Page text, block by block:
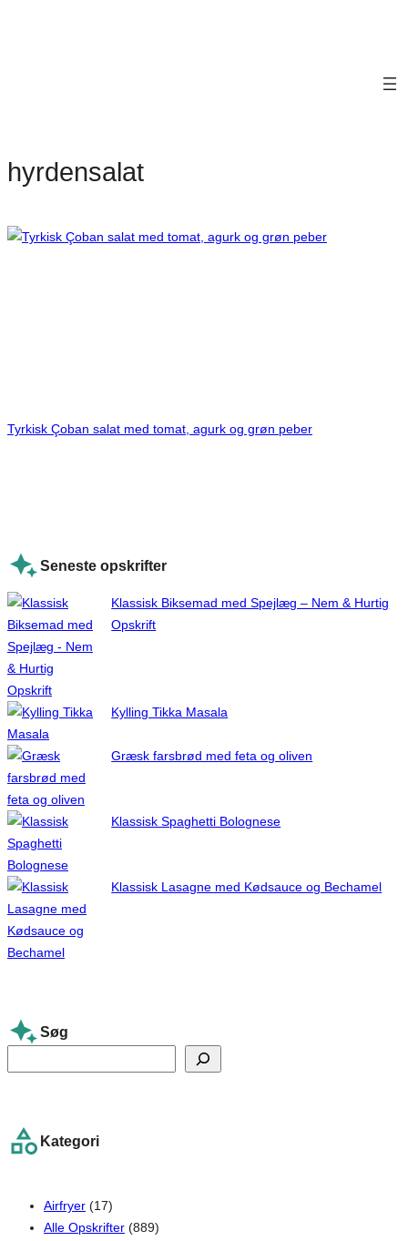
hyrdensalat
Tyrkisk Çoban salat med tomat, agurk og grøn peber
Seneste opskrifter
Klassisk Biksemad med Spejlæg – Nem & Hurtig
Opskrift
Kylling Tikka Masala
Græsk farsbrød med feta og oliven
Klassisk Spaghetti Bolognese
Klassisk Lasagne med Kødsauce og Bechamel
Søg
e
c
Kategori
Airfryer (17)
Alle Opskrifter (889)